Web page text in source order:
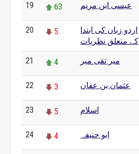
19 63 عیسی ابن مریم
20 5
اردو زبان کی ابتدا
کے متعلق نظریات
21 4 مير تقی میر
22 3 عثمان بن عفان
23 5 اسلام
24 4 ابو حنیفہ